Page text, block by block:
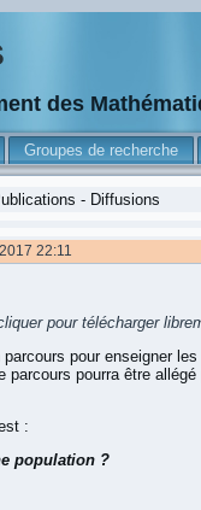
des
Groupes de recherche
- Diffusions
22:11
pour télécharger
pour enseigner
parcours pourra être
:
population ?